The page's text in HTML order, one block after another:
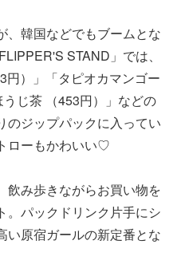
、韓国などでもブームとな
STAND」では、
円）」「タピオカマンゴー
うじ茶 （453円）」などの
のジップパックに入ってい
ローもかわいい♡
飲み歩きながらお買い物を
。パックドリンク片手にシ
い原宿ガールの新定番とな